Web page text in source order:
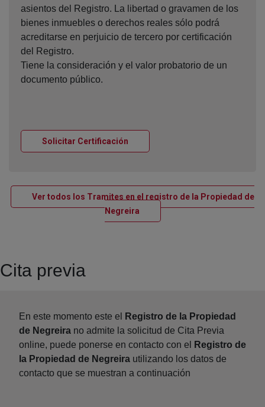
asientos del Registro. La libertad o gravamen de los
bienes inmuebles o derechos reales sólo podrá
acreditarse en perjuicio de tercero por certificación
del Registro.
Tiene la consideración y el valor probatorio de un
documento público.
Solicitar Certificación
Ver todos los Tramites en el registro de la Propiedad de
NegreiraVentana nueva
Cita previa
En este momento este el
Registro de la Propiedad
de Negreira no admite la solicitud de Cita Previa
online, puede ponerse en contacto con el
Registro de
la Propiedad de Negreira utilizando los datos de
contacto que se muestran a continuación